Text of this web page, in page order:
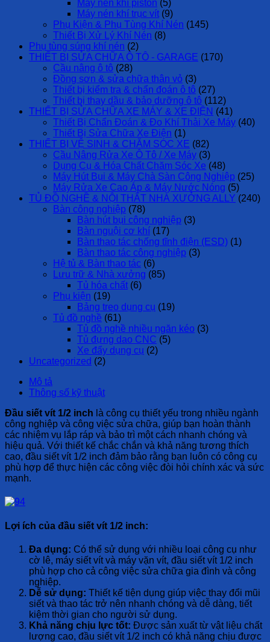
Máy nén khí piston (5)
Máy nén khí trục vít (9)
Phụ Kiện & Phụ Tùng Khí Nén (145)
Thiết Bị Xử Lý Khí Nén (8)
Phụ tùng súng khí nén (2)
THIẾT BỊ SỬA CHỮA Ô TÔ - GARAGE (170)
Cầu nâng ô tô (28)
Đồng sơn & sửa chữa thân vỏ (3)
Thiết bị kiểm tra & chẩn đoán ô tô (27)
Thiết bị thay dầu & bảo dưỡng ô tô (112)
THIẾT BỊ SỬA CHỮA XE MÁY & XE ĐIỆN (41)
Thiết Bị Chẩn Đoán & Đo Khí Thải Xe Máy (40)
Thiết Bị Sửa Chữa Xe Điện (1)
THIẾT BỊ VỆ SINH & CHĂM SÓC XE (82)
Cầu Nâng Rửa Xe Ô Tô / Xe Máy (3)
Dụng Cụ & Hóa Chất Chăm Sóc Xe (48)
Máy Hút Bụi & Máy Chà Sàn Công Nghiệp (25)
Máy Rửa Xe Cao Áp & Máy Nước Nóng (5)
TỦ ĐỒ NGHỀ & NỘI THẤT NHÀ XƯỞNG ALLY (240)
Bàn công nghiệp (78)
Bàn hút bụi công nghiệp (3)
Bàn nguội cơ khí (17)
Bàn thao tác chống tĩnh điện (ESD) (1)
Bàn thao tác công nghiệp (3)
Hệ tủ & Bàn thao tác (6)
Lưu trữ & Nhà xưởng (85)
Tủ hóa chất (6)
Phụ kiện (19)
Bảng treo dụng cụ (19)
Tủ đồ nghề (61)
Tủ đồ nghề nhiều ngăn kéo (3)
Tủ đựng dao CNC (5)
Xe đẩy dụng cụ (2)
Uncategorized (2)
Mô tả
Thông số kỹ thuật
Đầu siết vít 1/2 inch là công cụ thiết yếu trong nhiều ngành
công nghiệp và công việc sửa chữa, giúp bạn hoàn thành
các nhiệm vụ lắp ráp và bảo trì một cách nhanh chóng và
hiệu quả. Với thiết kế chắc chắn và khả năng tương thích
cao, đầu siết vít 1/2 inch đảm bảo rằng bạn luôn có công cụ
phù hợp để thực hiện các công việc đòi hỏi chính xác và sức
mạnh.
Lợi ích của đầu siết vít 1/2 inch:
Đa dụng: Có thể sử dụng với nhiều loại công cụ như
cờ lê, máy siết vít và máy vặn vít, đầu siết vít 1/2 inch
phù hợp cho cả công việc sửa chữa gia đình và công
nghiệp.
Dễ sử dụng: Thiết kế tiện dụng giúp việc thay đổi mũi
siết và thao tác trở nên nhanh chóng và dễ dàng, tiết
kiệm thời gian cho người sử dụng.
Khả năng chịu lực tốt: Được sản xuất từ vật liệu chất
lượng cao, đầu siết vít 1/2 inch có khả năng chịu được